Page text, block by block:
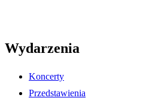
Wydarzenia
Koncerty
Przedstawienia